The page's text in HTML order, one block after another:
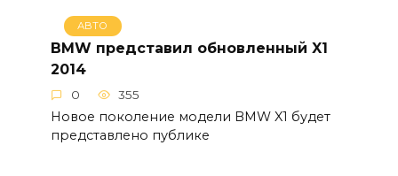
АВТО
BMW представил обновленный X1
2014
0 355
Новое поколение модели BMW X1 будет
представлено публике